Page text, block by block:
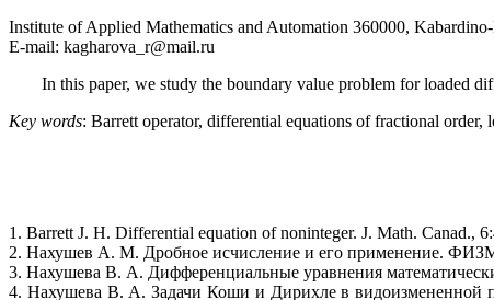
Institute of Applied Mathematics and Automation 360000,
E-mail: kagharova_r@mail.ru
In this paper, we study the boundary value problem for loaded
Key words: Barrett operator, differential equations of fractional order,
1. Barrett J. H. Differential equation of noninteger. J. Math. Canad.,
2. Нахушев А. М. Дробное исчисление и его применение.
3. Нахушева В. А. Дифференциальные уравнения
4. Нахушева В. А. Задачи Коши и Дирихле в видоизмененной